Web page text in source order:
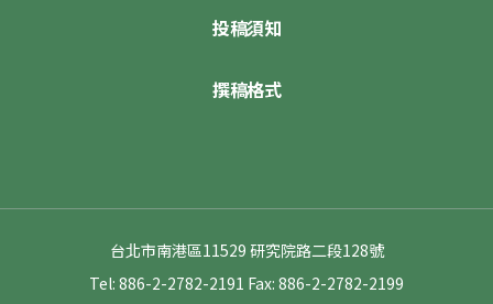
投稿須知
撰稿格式
台北市南港區11529 研究院路二段128號
Tel: 886-2-2782-2191 Fax: 886-2-2782-2199